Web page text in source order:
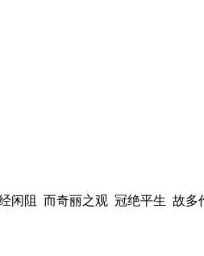
闲阻 而奇丽之观 冠绝平生 故